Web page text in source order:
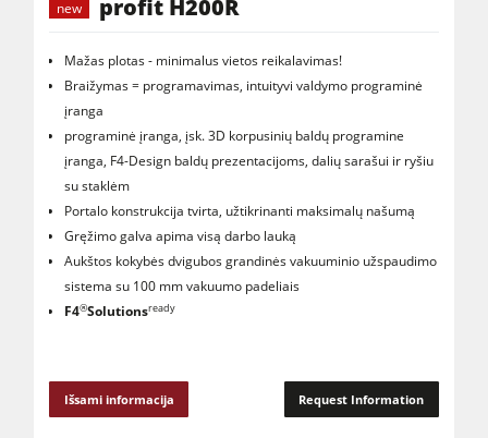
new
profit H200R
Mažas plotas - minimalus vietos reikalavimas!
Braižymas = programavimas, intuityvi valdymo programinė
įranga
programinė įranga, įsk. 3D korpusinių baldų programine
įranga, F4-Design baldų prezentacijoms, dalių sarašui ir ryšiu
su staklėm
Portalo konstrukcija tvirta, užtikrinanti maksimalų našumą
Gręžimo galva apima visą darbo lauką
Aukštos kokybės dvigubos grandinės vakuuminio užspaudimo
sistema su 100 mm vakuumo padeliais
F4®Solutionsready
Išsami informacija Request Information